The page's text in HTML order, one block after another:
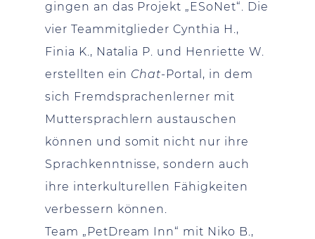
gingen an das Projekt „ESoNet“. Die
vier Teammitglieder Cynthia H.,
Finia K., Natalia P. und Henriette W.
erstellten ein Chat-Portal, in dem
sich Fremdsprachenlerner mit
Muttersprachlern austauschen
können und somit nicht nur ihre
Sprachkenntnisse, sondern auch
ihre interkulturellen Fähigkeiten
verbessern können.
Team „PetDream Inn“ mit Niko B.,